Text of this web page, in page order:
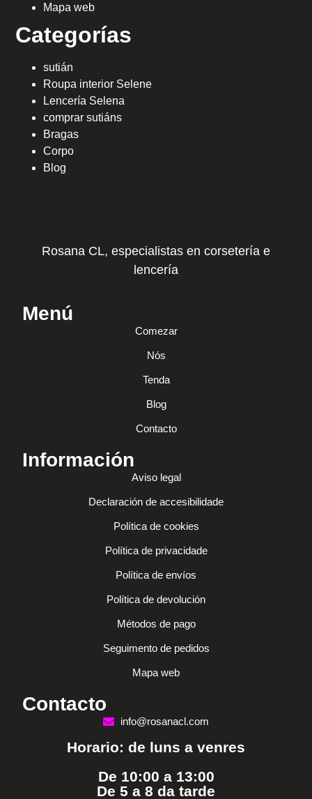
Mapa web
Categorías
sutián
Roupa interior Selene
Lencería Selena
comprar sutiáns
Bragas
Corpo
Blog
Rosana CL, especialistas en corsetería e
lencería
Menú
Comezar
Nós
Tenda
Blog
Contacto
Información
Aviso legal
Declaración de accesibilidade
Política de cookies
Política de privacidade
Política de envíos
Política de devolución
Métodos de pago
Seguimento de pedidos
Mapa web
Contacto
info@rosanacl.com
Horario: de luns a venres
De 10:00 a 13:00
De 5 a 8 da tarde